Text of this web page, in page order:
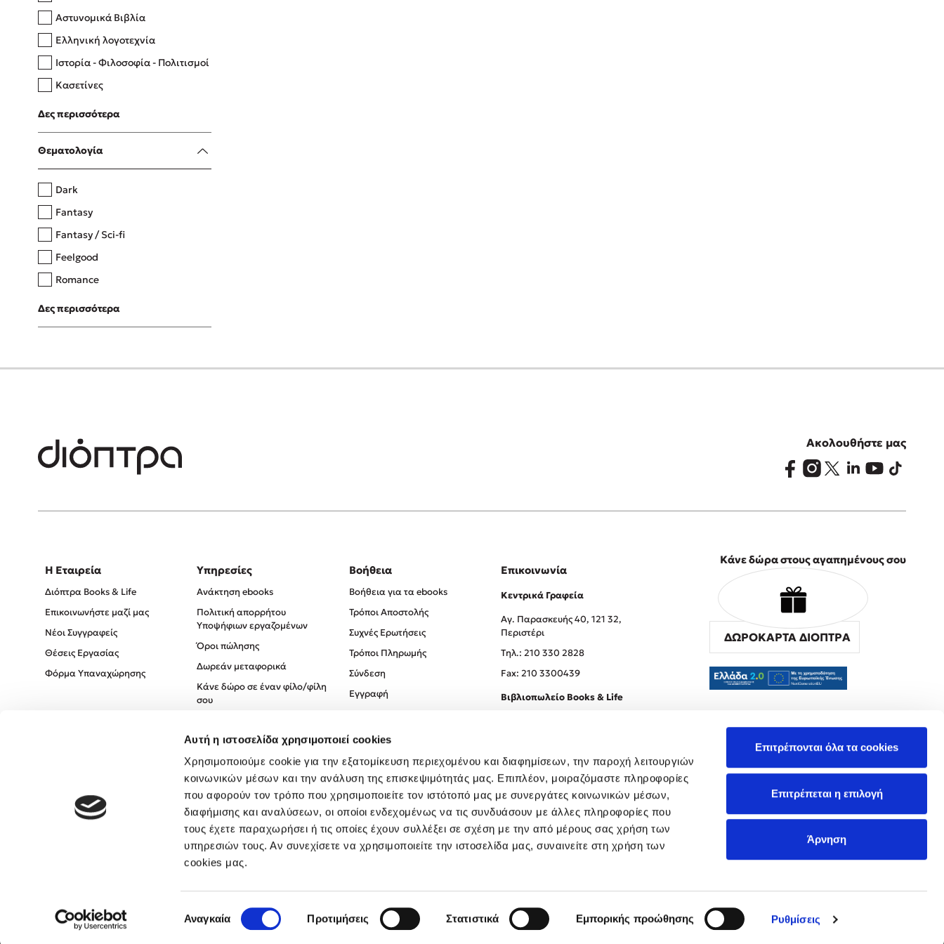
Αυτή η ιστοσελίδα χρησιμοποιεί cookies
Χρησιμοποιούμε cookie για την εξατομίκευση περιεχομένου και διαφημίσεων, την παροχή λειτουργιών
κοινωνικών μέσων και την ανάλυση της επισκεψιμότητάς μας. Επιπλέον, μοιραζόμαστε πληροφορίες
που αφορούν τον τρόπο που χρησιμοποιείτε τον ιστότοπό μας με συνεργάτες κοινωνικών μέσων,
διαφήμισης και αναλύσεων, οι οποίοι ενδεχομένως να τις συνδυάσουν με άλλες πληροφορίες που
τους έχετε παραχωρήσει ή τις οποίες έχουν συλλέξει σε σχέση με την από μέρους σας χρήση των
υπηρεσιών τους. Αν συνεχίσετε να χρησιμοποιείτε την ιστοσελίδα μας, συναινείτε στη χρήση των
cookies μας.
συγκατάθεσης
Αναγκαία Προτιμήσεις Στατιστικά Εμπορικής προώθησης Ρυθμίσεις
Επιτρέπονται όλα τα cookies
Επιτρέπεται η επιλογή
Άρνηση
Δανάη Δεληγεώργη
Πάνω, κάτω, μπροστά, πίσω
Η μέθοδος Αφήστε τους
Αστυνομικά Βιβλία
Ελληνική λογοτεχνία
Ιστορία - Φιλοσοφία - Πολιτισμοί
Κασετίνες
Λευκώματα - Έγχρωμοι οδηγοί
Μαγειρική
Δες περισσότερα
Θεματολογία
Dark
Fantasy
Fantasy / Sci-fi
Feelgood
Romance
Upmarket
Young Adult
Δες περισσότερα
Ακολουθήστε μας
Η Εταιρεία
Διόπτρα Books & Life
Επικοινωνήστε μαζί μας
Νέοι Συγγραφείς
Θέσεις Εργασίας
Φόρμα Υπαναχώρησης
Υπηρεσίες
Ανάκτηση ebooks
Πολιτική απορρήτου
Υποψήφιων εργαζομένων
Όροι πώλησης
Δωρεάν μεταφορικά
Κάνε δώρο σε έναν φίλο/φίλη
σου
Πολιτική Απορρήτου
Όροι χρήσης
Βοήθεια
Βοήθεια για τα ebooks
Τρόποι Αποστολής
Συχνές Ερωτήσεις
Τρόποι Πληρωμής
Σύνδεση
Εγγραφή
Επικοινωνία
Κεντρικά Γραφεία
Αγ. Παρασκευής 40, 121 32,
Περιστέρι
Tηλ.: 210 330 2828
Fax: 210 3300439
Βιβλιοπωλείο Books & Life
Κάνε δώρα στους αγαπημένους σου
ΔΩΡΟΚΑΡΤΑ ΔΙΟΠΤΡΑ
Created by Powered by